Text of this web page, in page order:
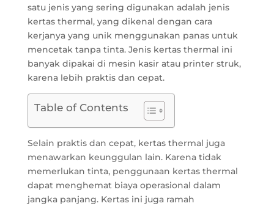
satu jenis yang sering digunakan adalah jenis
kertas thermal, yang dikenal dengan cara
kerjanya yang unik menggunakan panas untuk
mencetak tanpa tinta. Jenis kertas thermal ini
banyak dipakai di mesin kasir atau printer struk,
karena lebih praktis dan cepat.
Table of Contents
Selain praktis dan cepat, kertas thermal juga
menawarkan keunggulan lain. Karena tidak
memerlukan tinta, penggunaan kertas thermal
dapat menghemat biaya operasional dalam
jangka panjang. Kertas ini juga ramah